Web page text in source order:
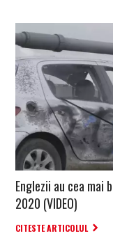
Englezii au cea mai
2020 (VIDEO)
CITESTE ARTICOLUL